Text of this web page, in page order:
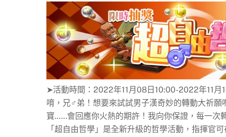
➤活動時間：2022年11月08日10:00-2022年11月
唷，兄♂弟！想要來試試男子漢奇妙的轉動大祈
寶……會回應你火熱的期許！我向你保證，每一次
「超自由哲學」是全新升級的哲學活動，指揮官